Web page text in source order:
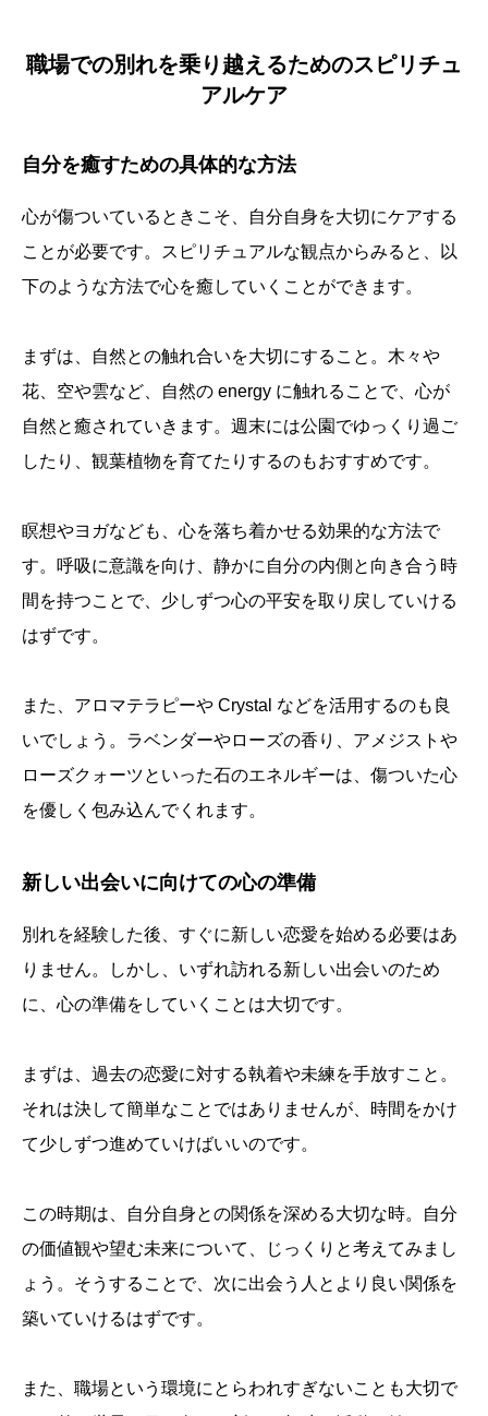
職場での別れを乗り越えるためのスピリチュ
アルケア
自分を癒すための具体的な方法
心が傷ついているときこそ、自分自身を大切にケアする
ことが必要です。スピリチュアルな観点からみると、以
下のような方法で心を癒していくことができます。
まずは、自然との触れ合いを大切にすること。木々や
花、空や雲など、自然の energy に触れることで、心が
自然と癒されていきます。週末には公園でゆっくり過ご
したり、観葉植物を育てたりするのもおすすめです。
瞑想やヨガなども、心を落ち着かせる効果的な方法で
す。呼吸に意識を向け、静かに自分の内側と向き合う時
間を持つことで、少しずつ心の平安を取り戻していける
はずです。
また、アロマテラピーや Crystal などを活用するのも良
いでしょう。ラベンダーやローズの香り、アメジストや
ローズクォーツといった石のエネルギーは、傷ついた心
を優しく包み込んでくれます。
新しい出会いに向けての心の準備
別れを経験した後、すぐに新しい恋愛を始める必要はあ
りません。しかし、いずれ訪れる新しい出会いのため
に、心の準備をしていくことは大切です。
まずは、過去の恋愛に対する執着や未練を手放すこと。
それは決して簡単なことではありませんが、時間をかけ
て少しずつ進めていけばいいのです。
この時期は、自分自身との関係を深める大切な時。自分
の価値観や望む未来について、じっくりと考えてみまし
ょう。そうすることで、次に出会う人とより良い関係を
築いていけるはずです。
また、職場という環境にとらわれすぎないことも大切で